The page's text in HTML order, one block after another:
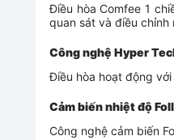
Điều hòa Comfee 1
quan sát và điều chỉnh
Công nghệ Hyper
Điều hòa hoạt động
Cảm biến nhiệt độ
Công nghệ cảm biến